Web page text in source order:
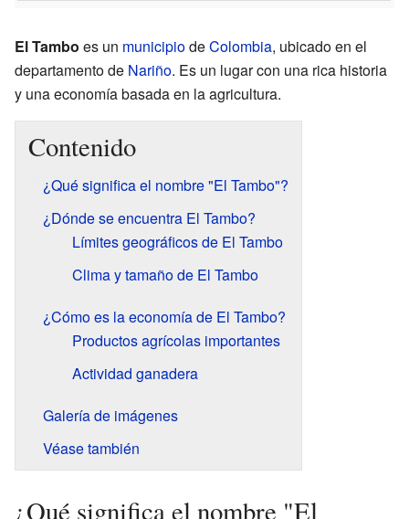
El Tambo es un municipiodeColombia, ubicado en el
departamento de Nariño. Es un lugar con una rica historia
y una economía basada en la agricultura.
Contenido
¿Qué significa el nombre "El Tambo"?
¿Dónde se encuentra El Tambo?
Límites geográficos de El Tambo
Clima y tamaño de El Tambo
¿Cómo es la economía de El Tambo?
Productos agrícolas importantes
Actividad ganadera
Galería de imágenes
Véase también
¿Qué significa el nombre "El